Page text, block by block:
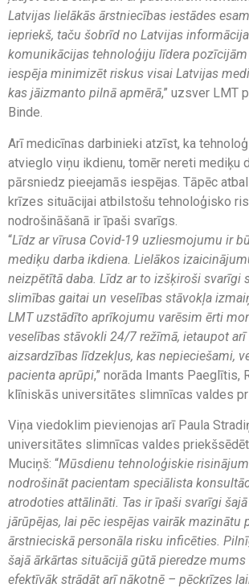
Latvijas lielākās ārstniecības iestādes
iepriekš, taču šobrīd no Latvijas
komunikācijas tehnoloģiju līdera pozīcijām
iespēja minimizēt riskus visai Latvijas
kas jāizmanto pilnā apmērā,” uzsver LMT
Binde.
Arī medicīnas darbinieki atzīst, ka
atvieglo viņu ikdienu, tomēr nereti mediķu
pārsniedz pieejamās iespējas. Tāpēc
krīzes situācijai atbilstošu tehnoloģisko
nodrošināšanā ir īpaši svarīgs.
“Līdz ar vīrusa Covid-19 uzliesmojumu ir
mediķu darba ikdiena. Lielākos
neizpētītā daba. Līdz ar to izšķiroši svarīgi
slimības gaitai un veselības stāvokļa
LMT uzstādīto aprīkojumu varēsim ērti
veselības stāvokli 24/7 režīmā, ietaupot
aizsardzības līdzekļus, kas nepieciešami,
pacienta aprūpi,” norāda Imants Paeglītis,
klīniskās universitātes slimnīcas valdes
Viņa viedoklim pievienojas arī Paula
universitātes slimnīcas valdes
Muciņš: “Mūsdienu tehnoloģiskie
nodrošināt pacientam speciālista
atrodoties attālināti. Tas ir īpaši svarīgi
jārūpējas, lai pēc iespējas vairāk mazinātu
ārstnieciskā personāla risku inficēties.
šajā ārkārtas situācijā gūtā pieredze
efektīvāk strādāt arī nākotnē – pēckrīzes